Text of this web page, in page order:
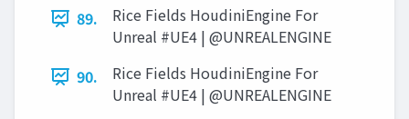
89.
Rice Fields HoudiniEngine For
Unreal #UE4 | @UNREALENGINE
90.
Rice Fields HoudiniEngine For
Unreal #UE4 | @UNREALENGINE